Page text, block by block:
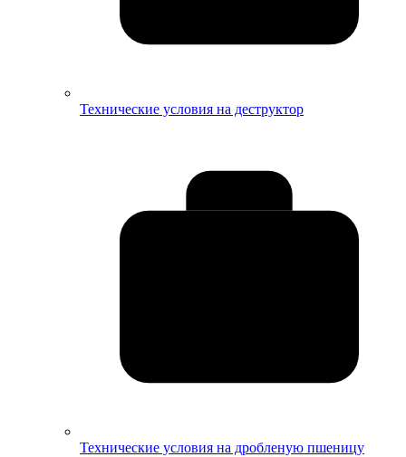
Технические условия на деструктор
Технические условия на дробленую пшеницу